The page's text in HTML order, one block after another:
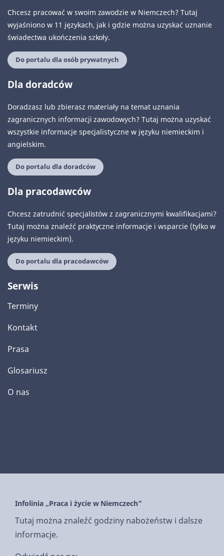
Chcesz pracować w swoim zawodzie w Niemczech? Tutaj
wyjaśniono w 11 językach, jak i gdzie można uzyskać uznanie
świadectwa ukończenia szkoły.
Do portalu dla osób prywatnych
Dla doradców
Doradzasz lub zbierasz materiały na temat uznania
zagranicznych informacji zawodowych? Tutaj można uzyskać
wszystkie informacje specjalistyczne w języku niemieckim i
angielskim.
Do portalu dla doradców
Dla pracodawców
Chcesz zatrudnić specjalistów z zagranicznymi kwalifikacjami?
Tutaj można znaleźć praktyczne informacje i wsparcie (tylko w
języku niemieckim).
Do portalu dla pracodawców
Serwis
Terminy
Kontakt
Prasa
Glosariusz
O nas
Infolinia „Praca i życie w Niemczech”
Tutaj można znaleźć godziny nabożeństw i dalsze
informacje.